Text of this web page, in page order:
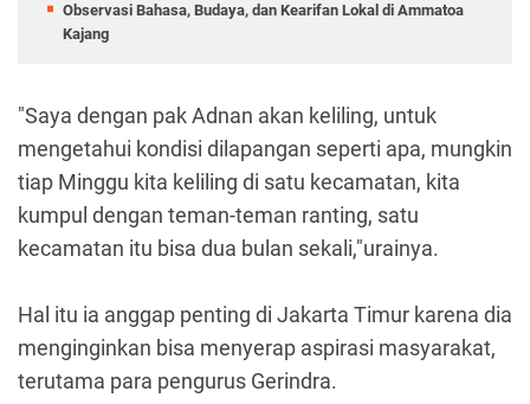
Observasi Bahasa, Budaya, dan Kearifan Lokal di Ammatoa
Kajang
"Saya dengan pak Adnan akan keliling, untuk
mengetahui kondisi dilapangan seperti apa, mungkin
tiap Minggu kita keliling di satu kecamatan, kita
kumpul dengan teman-teman ranting, satu
kecamatan itu bisa dua bulan sekali,"urainya.
Hal itu ia anggap penting di Jakarta Timur karena dia
menginginkan bisa menyerap aspirasi masyarakat,
terutama para pengurus Gerindra.